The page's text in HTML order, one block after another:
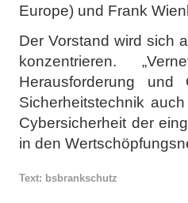
Europe) und Frank
Der Vorstand wird sich
konzentrieren.
Herausforderung
Sicherheitstechnik
Cybersicherheit der
in den
Text: bsbrankschutz